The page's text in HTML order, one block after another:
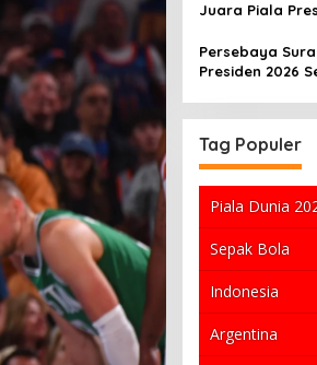
Juara Piala
Persebaya
Presiden 2026
Tag Populer
Piala Dunia
Sepak Bola
Indonesia
Argentina